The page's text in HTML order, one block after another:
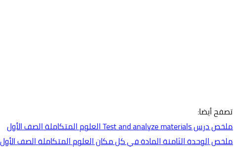
تصفح أيضا:
ملخص درس Test and analyze materials العلوم المتكاملة الصف الأول
ملخص الوحدة الثامنة المادة في كل مكان العلوم المتكاملة الصف الأول